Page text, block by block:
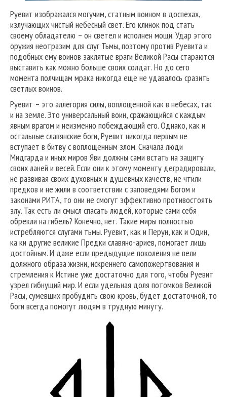
Руевит изображался могучим, статным воином в доспехах,
излучающих чистый небесный свет. Его клинок под стать
своему обладателю – он светел и исполнен мощи. Удар этого
оружия неотразим для слуг Тьмы, поэтому против Руевита и
подобных ему воинов заклятые враги Великой Расы стараются
выставить как можно больше своих солдат. Но до сего
момента полчищам мрака никогда еще не удавалось сразить
светлых воинов.
Руевит – это аллегория силы, воплощенной как в небесах, так
и на земле. Это универсальный воин, сражающийся с каждым
явным врагом и неизменно побеждающий его. Однако, как и
остальные славянские боги, Руевит никогда первым не
вступает в битву с воплощенным злом. Сначала люди
Мидгарда и иных миров Яви должны сами встать на защиту
своих ланей и весей. Если они к этому моменту деградировали,
не развивая своих духовных и душевных качеств, не чтили
предков и не жили в соответствии с заповедями Богом и
законами РИТА, то они не смогут эффективно противостоять
злу. Так есть ли смысл спасать людей, которые сами себя
обрекли на гибель? Конечно, нет. Такие миры полностью
истребляются слугами тьмы. Руевит, как и Перун, как и Один,
ка ки другие великие Предки славяно-ариев, помогает лишь
достойным. И даже если предыдущие поколения не вели
должного образа жизни, искреннего самопожертвования и
стремления к Истине уже достаточно для того, чтобы Руевит
узрел гибнущий мир. И если удельная доля потомков Великой
Расы, сумевших пробудить свою кровь, будет достаточной, то
боги всегда помогут людям в трудную минуту.